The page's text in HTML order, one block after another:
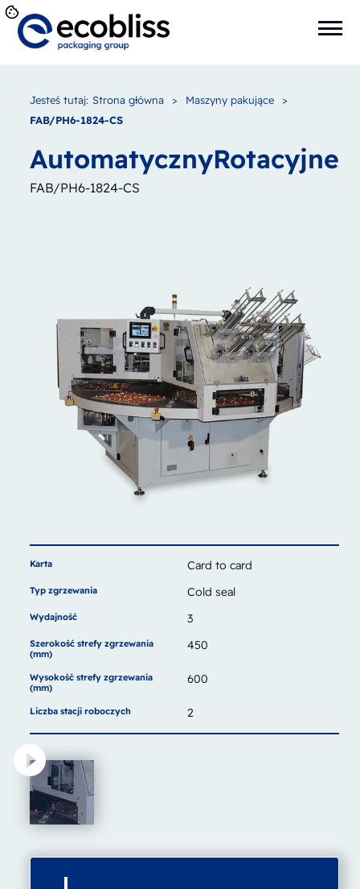
Jesteś tutaj: Strona główna > Maszyny pakujące
>
FAB/PH6-1824-CS
AutomatycznyRotacyjne
FAB/PH6-1824-CS
Karta Card to card
Typ zgrzewania Cold seal
Wydajność 3
Szerokość strefy zgrzewania
(mm)
450
Wysokość strefy zgrzewania
(mm)
600
Liczba stacji roboczych 2